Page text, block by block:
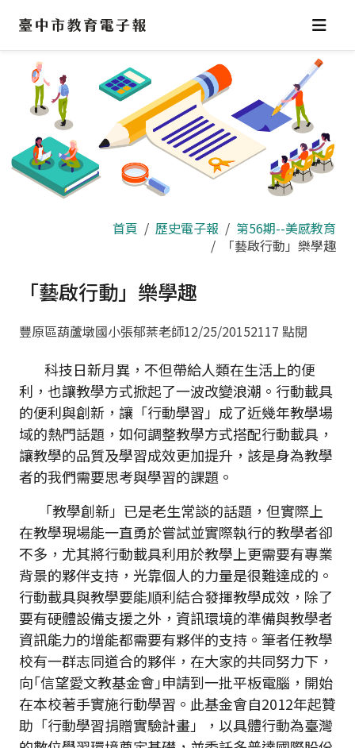
區
首頁 歷史電子報
第56期--美感教育
「藝啟行動」樂學趣
「藝啟行動」樂學趣
豐原區葫蘆墩國小張郁棻老師12/25/20152117 點閱
科技日新月異，不但帶給人類在生活上的便
利，也讓教學方式掀起了一波改變浪潮。行動載具
的便利與創新，讓「行動學習」成了近幾年教學場
域的熱門話題，如何調整教學方式搭配行動載具，
讓教學的品質及學習成效更加提升，該是身為教學
者的我們需要思考與學習的課題。
「教學創新」已是老生常談的話題，但實際上
在教學現場能一直勇於嘗試並實際執行的教學者卻
不多，尤其將行動載具利用於教學上更需要有專業
背景的夥伴支持，光靠個人的力量是很難達成的。
行動載具與教學要能順利結合發揮教學成效，除了
要有硬體設備支援之外，資訊環境的準備與教學者
資訊能力的增能都需要有夥伴的支持。筆者任教學
校有一群志同道合的夥伴，在大家的共同努力下，
向｢信望愛文教基金會｣申請到一批平板電腦，開始
在本校著手實施行動學習。此基金會自2012年起贊
助「行動學習捐贈實驗計畫」，以具體行動為臺灣